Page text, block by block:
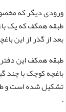
ورودی دیگر که
طبقه همکف که یک
بعد از گذر از این
طبقه همکف این دفتر
باغچه کوچک با چند
تشکیل شده است و
.